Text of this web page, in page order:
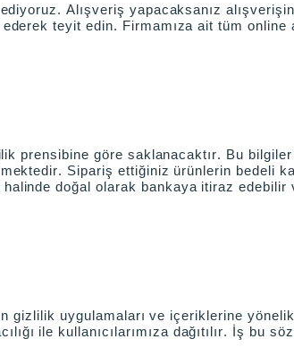
Alışveriş yapacaksanız
teyit edin. Firmamıza ait tüm
prensibine göre saklanacaktır. Bu bilgiler
Sipariş ettiğiniz ürünlerin bedeli
doğal olarak bankaya itiraz edebilir
gizlilik uygulamaları ve içeriklerine
ile kullanıcılarımıza dağıtılır. İş bu